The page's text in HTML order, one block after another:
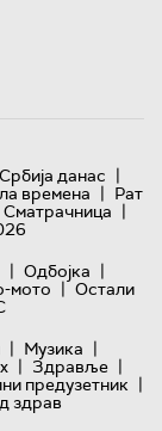
Србија данас |
времена | Рат
Сматрачница |
| Одбојка |
мото | Остали
| Музика |
| Здравље |
предузетник |
здрав